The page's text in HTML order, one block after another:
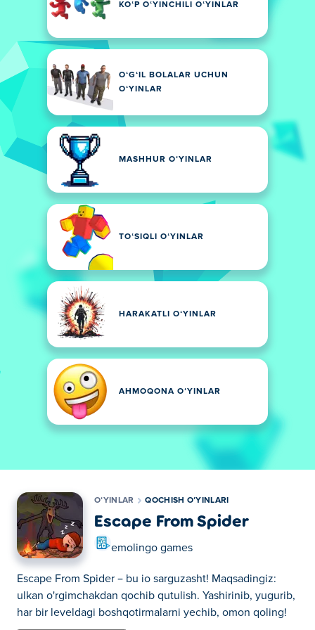
KOʻP OʻYINCHILI OʻYINLAR
OʻGʻIL BOLALAR UCHUN
OʻYINLAR
MASHHUR OʻYINLAR
TOʻSIQLI OʻYINLAR
HARAKATLI OʻYINLAR
AHMOQONA OʻYINLAR
OʻYINLAR QOCHISH OʻYINLARI
Escape From Spider
emolingo games
Escape From Spider – bu io sarguzasht! Maqsadingiz:
ulkan o'rgimchakdan qochib qutulish. Yashirinib, yugurib,
har bir leveldagi boshqotirmalarni yechib, omon qoling!